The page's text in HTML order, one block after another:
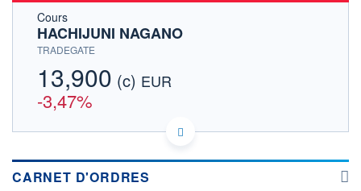
Cours
HACHIJUNI NAGANO
TRADEGATE
13,900 (c) EUR
-3,47%
JP3769000005 5FI
Cotation sur les autres places
CARNET D'ORDRES